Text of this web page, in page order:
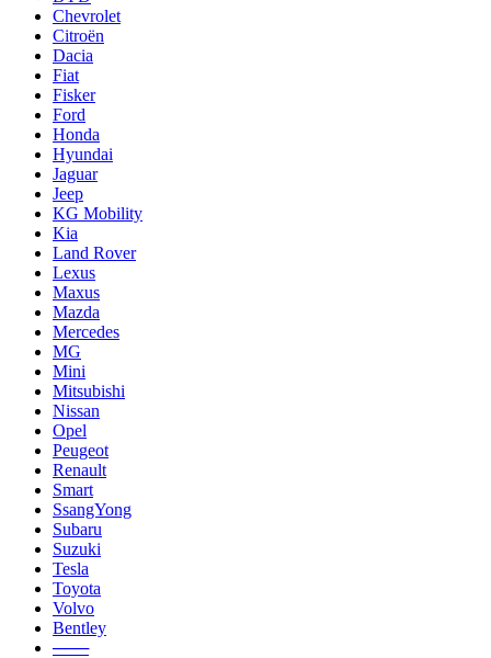
Chevrolet
Citroën
Dacia
Fiat
Fisker
Ford
Honda
Hyundai
Jaguar
Jeep
KG Mobility
Kia
Land Rover
Lexus
Maxus
Mazda
Mercedes
MG
Mini
Mitsubishi
Nissan
Opel
Peugeot
Renault
Smart
SsangYong
Subaru
Suzuki
Tesla
Toyota
Volvo
Bentley
───